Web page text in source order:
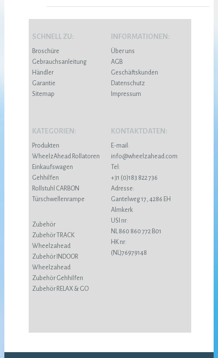
SCHNELL ZU:
Broschüre
Gebrauchsanleitung
Händler
Garantie
Sitemap
INFORMATIONEN:
Über uns
AGB
Geschäftskunden
Datenschutz
Impressum
KATEGORIEN:
Produkten
WheelzAhead Rollatoren
Einkaufswagen
Gehhilfen
Rollstuhl CARBON
Türschwellenrampe
Zubehör
Zubehör TRACK
Wheelzahead
Zubehör INDOOR
Wheelzahead
Zubehör Gehhilfen
Zubehör RELAX & GO
KONTAKTDATEN:
E-mail:
info@wheelzahead.com
Tel:
+31 (0)183 822 736
Adresse:
Gantelweg 17, 4286 EH
Almkerk
USI nr:
NL 860 860 772 B01
HK nr:
(NL)76979148